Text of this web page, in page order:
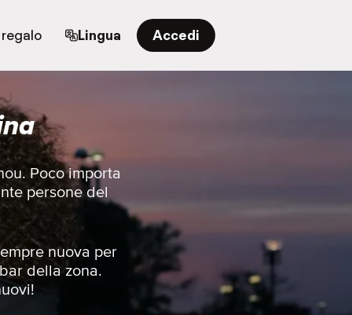
Lingua Accedi
Poco importa
persone del
nuova per
della zona.